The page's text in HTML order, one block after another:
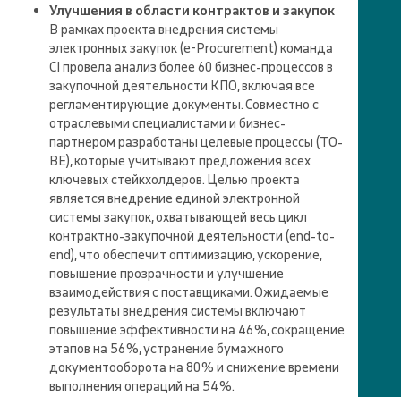
Улучшения в области контрактов и закупок
В рамках проекта внедрения системы
электронных закупок (e-Procurement) команда
CI провела анализ более 60 бизнес-процессов в
закупочной деятельности КПО, включая все
регламентирующие документы. Совместно с
отраслевыми специалистами и бизнес-
партнером разработаны целевые процессы (TO-
BE), которые учитывают предложения всех
ключевых стейкхолдеров. Целью проекта
является внедрение единой электронной
системы закупок, охватывающей весь цикл
контрактно-закупочной деятельности (end-to-
end), что обеспечит оптимизацию, ускорение,
повышение прозрачности и улучшение
взаимодействия с поставщиками. Ожидаемые
результаты внедрения системы включают
повышение эффективности на 46 %, сокращение
этапов на 56 %, устранение бумажного
документооборота на 80 % и снижение времени
выполнения операций на 54 %.